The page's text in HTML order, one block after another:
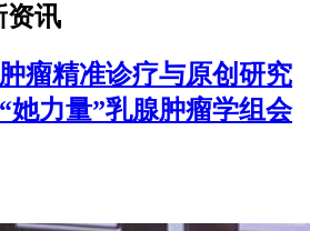
资讯
瘤精准诊疗与原创研究
她力量”乳腺肿瘤学组会